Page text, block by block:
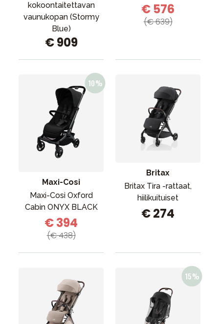
kokoontaitettavan
vaunukopan (Stormy
Blue)
€ 909
€ 576
(€ 639)
Maxi-Cosi
Maxi-Cosi Oxford
Cabin ONYX BLACK
€ 394
(€ 438)
Britax
Britax Tira -rattaat,
hiilikuituiset
€ 274